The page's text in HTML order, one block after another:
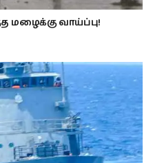
மழைக்கு வாய்ப்பு!